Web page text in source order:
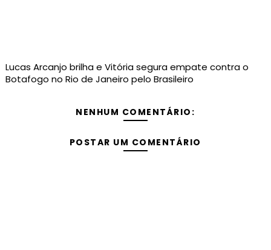
Lucas Arcanjo brilha e Vitória segura empate contra o
Botafogo no Rio de Janeiro pelo Brasileiro
NENHUM COMENTÁRIO:
POSTAR UM COMENTÁRIO